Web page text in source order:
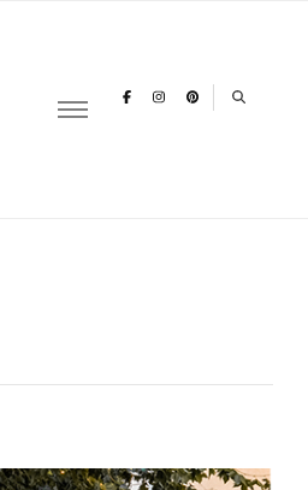
Over reizen, vakanties & backpacken